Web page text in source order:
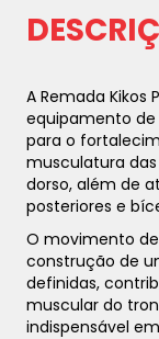
A Remada Kikos
equipamento de
para o
musculatura
dorso, além de
posteriores e
O movimento
construção de
definidas,
muscular do
indispensável